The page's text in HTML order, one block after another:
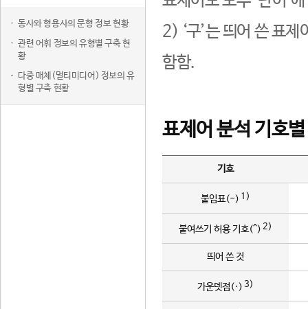
동사와 형용사의 문형 정보 현황
관련 어휘 정보의 유형별 구축 현
황
다중 매체(멀티미디어) 정보의 유
형별 구축 현황
2) ‘구’는 띄어 쓴 표
함함.
표제어 분석 기호
기호
붙임표(-) 1)
붙여쓰기 허용 기호(^) 2)
띄어 쓴 것
가운뎃점(·) 3)